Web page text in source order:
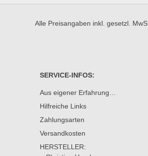
Alle Preisangaben inkl. gesetzl.
SERVICE-INFOS:
Aus eigener Erfahrung…
Hilfreiche Links
Zahlungsarten
Versandkosten
HERSTELLER: